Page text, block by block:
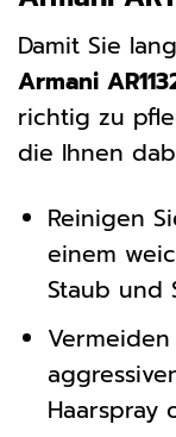
Damit Sie
Armani
richtig zu
die Ihnen
Reinigen
einem
Staub und
Haarspray